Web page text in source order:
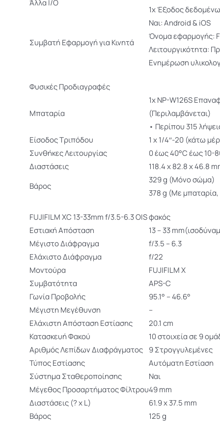
Άλλα I/O
1x Έξοδος
Συμβατή Εφαρμογή για Κινητά
Ναι: Android & iOS
Όνομα εφαρμογής:
Λειτουργικότητα:
Ενημέρωση
Φυσικές Προδιαγραφές
Μπαταρία
1x NP-W126S
(Περιλαμβάνεται)
• Περίπου 315
Είσοδος Τριπόδου
1 x 1/4″-20 (κάτω
Συνθήκες Λειτουργίας
0 έως 40°C έως 10-
Διαστάσεις
118.4 x 82.8 x 46.8
Βάρος
329 g (Μόνο σώμα)
378 g (Με
FUJIFILM XC 13-33mm f/3.5-6.3 OIS φακός
Εστιακή Aπόσταση
13 – 33
Μέγιστο Διάφραγμα
f/3.5 – 6.3
Ελάχιστο Διάφραγμα
f/22
Μοντούρα
FUJIFILM X
Συμβατότητα
APS-C
Γωνία Προβολής
95.1° – 46.6°
Μέγιστη Μεγέθυνση
–
Ελάχιστη Απόσταση Εστίασης
20.1 cm
Κατασκευή Φακού
10 στοιχεία σε 9
Αριθμός Λεπίδων Διαφράγματος
9 Στρογγυλεμένες
Τύπος Εστίασης
Αυτόματη Εστίαση
Σύστημα Σταθεροποίησης
Ναι
Μέγεθος Προσαρτήματος Φίλτρου49 mm
Διαστάσεις (? x L)
61.9 x 37.5 mm
Βάρος
125 g